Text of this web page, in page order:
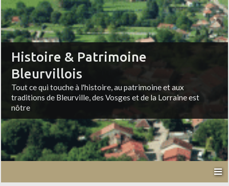
Histoire & Patrimoine
Bleurvillois
Tout ce qui touche à l'histoire, au patrimoine et aux
traditions de Bleurville, des Vosges et de la Lorraine est
nôtre